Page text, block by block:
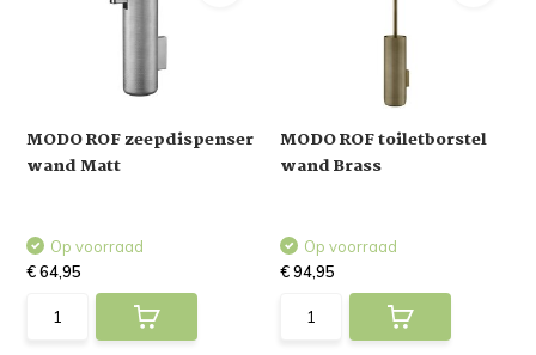
MODO ROF zeepdispenser
wand Matt
Op voorraad
€ 64,95
MODO ROF toiletborstel
wand Brass
Op voorraad
€ 94,95